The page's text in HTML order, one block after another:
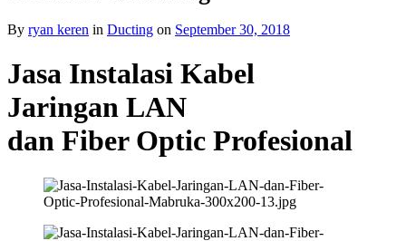
By ryan keren in Ducting on September 30, 2018
Jasa Instalasi Kabel
Jaringan LAN
dan Fiber Optic Profesional